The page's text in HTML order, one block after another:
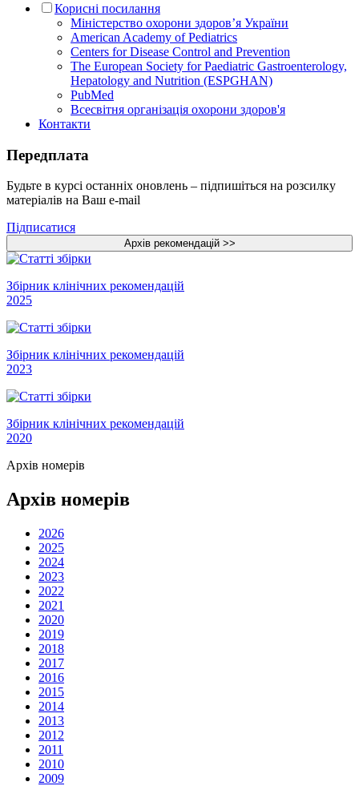
Корисні посилання
Міністерство охорони здоров’я України
American Academy of Pediatrics
Centers for Disease Control and Prevention
The European Society for Paediatric Gastroenterology,
Hepatology and Nutrition (ESPGHAN)
PubMed
Всесвітня організація охорони здоров'я
Контакти
Передплата
Будьте в курсі останніх оновлень – підпишіться на розсилку
матеріалів на Ваш e-mail
Підписатися
Збірник клінічних рекомендацій
2025
Збірник клінічних рекомендацій
2023
Збірник клінічних рекомендацій
2020
Архів номерів
Архів номерів
2026
2025
2024
2023
2022
2021
2020
2019
2018
2017
2016
2015
2014
2013
2012
2011
2010
2009